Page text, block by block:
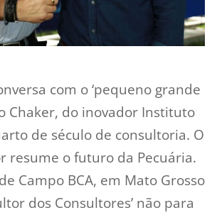
com o ‘pequeno grande
Chaker, do inovador Instituto
de século de consultoria. O
resume o futuro da Pecuária.
Campo BCA, em Mato Grosso
dos Consultores’ não para